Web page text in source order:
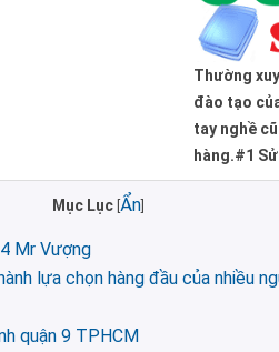
Thường
đào tạo
tay nghề
hàng.#1
Mục Lục Ẩn
Mr Vượng
lựa chọn hàng đầu của nhiều
quận 9 TPHCM